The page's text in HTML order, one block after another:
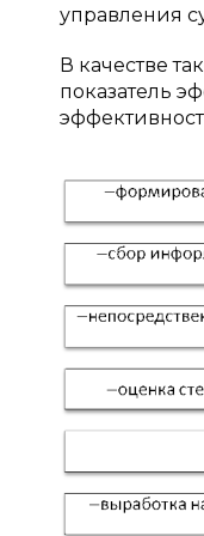
управления
В качестве
показатель